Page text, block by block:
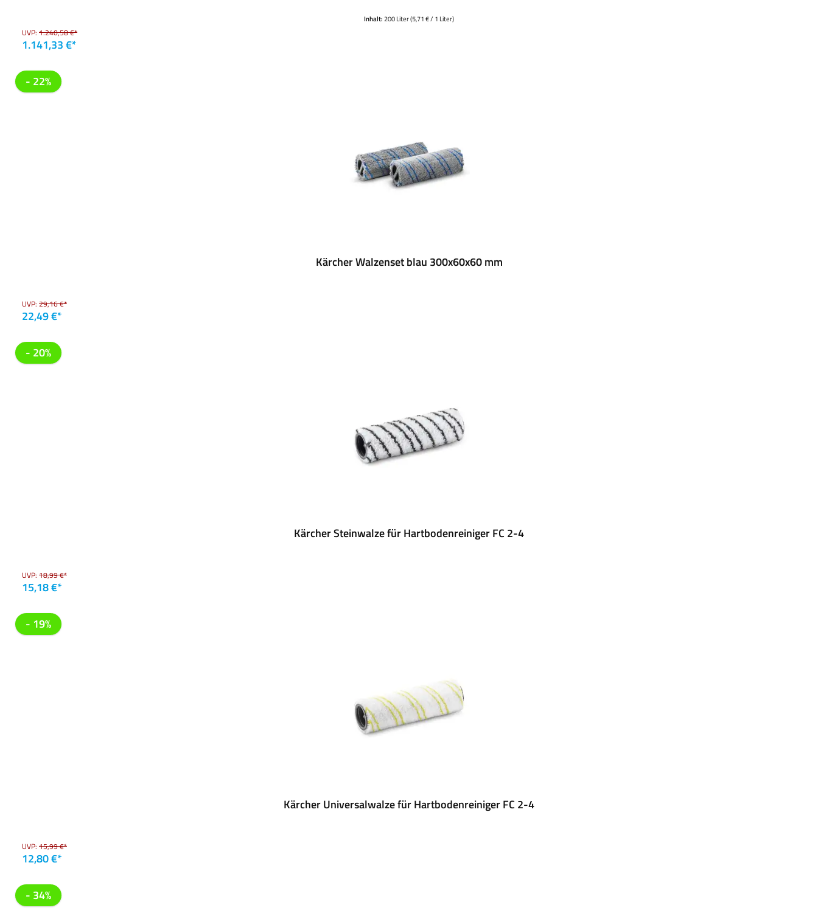
Inhalt:200 Liter(5,71 € / 1 Liter)
UVP: 1.240,58 €*
1.141,33 €*
- 22%
Kärcher Walzenset blau 300x60x60 mm
UVP: 29,16 €*
22,49 €*
- 20%
Kärcher Steinwalze für Hartbodenreiniger FC 2-4
UVP: 18,99 €*
15,18 €*
- 19%
Kärcher Universalwalze für Hartbodenreiniger FC 2-4
UVP: 15,99 €*
12,80 €*
- 34%